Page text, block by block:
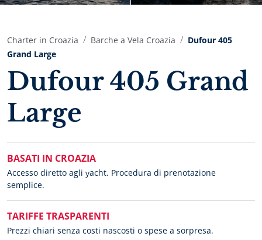
Charter in Croazia Barche a Vela Croazia
Dufour 405
Grand Large
Dufour 405 Grand
Large
BASATI IN CROAZIA
Accesso diretto agli yacht. Procedura di prenotazione
semplice.
TARIFFE TRASPARENTI
Prezzi chiari senza costi nascosti o spese a sorpresa.